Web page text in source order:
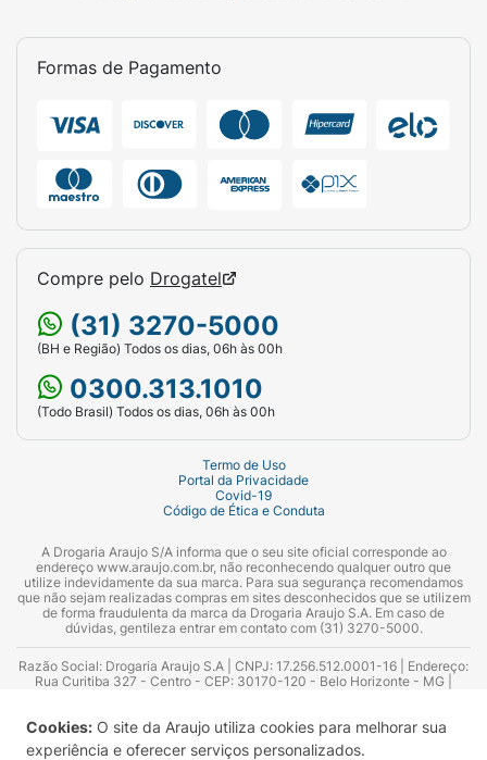
Cookies: O site da Araujo utiliza cookies para melhorar sua
experiência e oferecer serviços personalizados.
Formas de Pagamento
Compre pelo Drogatel
(31) 3270-5000
(BH e Região) Todos os dias, 06h às 00h
0300.313.1010
(Todo Brasil) Todos os dias, 06h às 00h
Termo de Uso
Portal da Privacidade
Covid-19
Código de Ética e Conduta
A Drogaria Araujo S/A informa que o seu site oficial corresponde ao
endereço www.araujo.com.br, não reconhecendo qualquer outro que
utilize indevidamente da sua marca. Para sua segurança recomendamos
que não sejam realizadas compras em sites desconhecidos que se utilizem
de forma fraudulenta da marca da Drogaria Araujo S.A. Em caso de
dúvidas, gentileza entrar em contato com (31) 3270-5000.
Razão Social: Drogaria Araujo S.A | CNPJ: 17.256.512.0001-16 | Endereço:
Rua Curitiba 327 - Centro - CEP: 30170-120 - Belo Horizonte - MG |
Azevedo Guimarães – CRF 10.965 | Yasmin Silva Alvarenga – CRF 52.584 -
Consultor substituto: Thiago Aguiar Pinheiro - CRF Nº 13.748. Alvará